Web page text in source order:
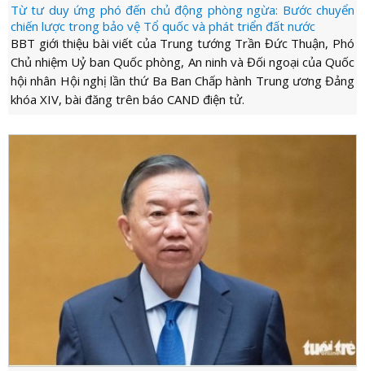
Từ tư duy ứng phó đến chủ động phòng ngừa: Bước chuyển
chiến lược trong bảo vệ Tổ quốc và phát triển đất nước
BBT giới thiệu bài viết của Trung tướng Trần Đức Thuận, Phó
Chủ nhiệm Uỷ ban Quốc phòng, An ninh và Đối ngoại của Quốc
hội nhân Hội nghị lần thứ Ba Ban Chấp hành Trung ương Đảng
khóa XIV, bài đăng trên báo CAND điện tử.